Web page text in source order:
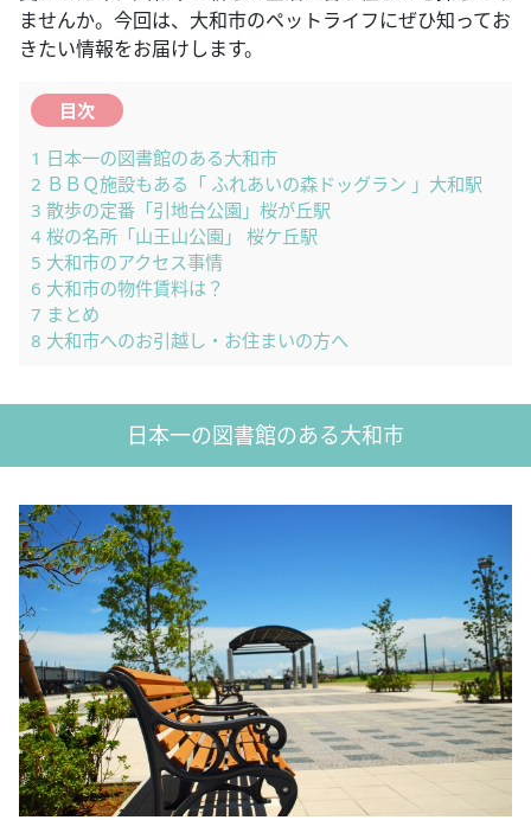
ませんか。今回は、大和市のペットライフにぜひ知ってお
きたい情報をお届けします。
目次
1 日本一の図書館のある大和市
2 ＢＢＱ施設もある「 ふれあいの森ドッグラン 」大和駅
3 散歩の定番「引地台公園」桜が丘駅
4 桜の名所「山王山公園」 桜ケ丘駅
5 大和市のアクセス事情
6 大和市の物件賃料は？
7 まとめ
8 大和市へのお引越し・お住まいの方へ
日本一の図書館のある大和市